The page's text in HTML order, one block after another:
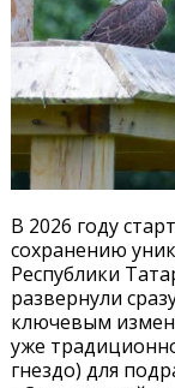
В 2026 году
сохранению
Республики
развернули
ключевым
уже
гнездо) для